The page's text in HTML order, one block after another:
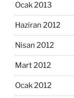
Ocak 2013
Haziran 2012
Nisan 2012
Mart 2012
Ocak 2012